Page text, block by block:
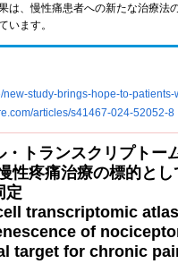
は、慢性痛患者への新たな治療法
います。
new-study-brings-hope-to-
articles/s41467-024-52052-8
・トランスクリプトー
性疼痛治療の標的とし
定
transcriptomic
of
target for chronic